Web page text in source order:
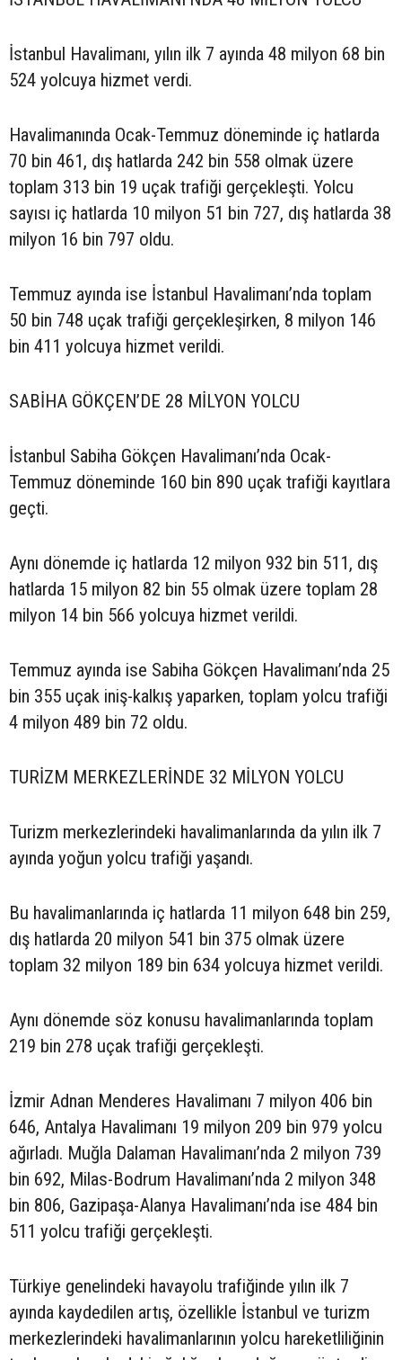
İstanbul Havalimanı, yılın ilk 7 ayında 48 milyon 68 bin
524 yolcuya hizmet verdi.
Havalimanında Ocak-Temmuz döneminde iç hatlarda
70 bin 461, dış hatlarda 242 bin 558 olmak üzere
toplam 313 bin 19 uçak trafiği gerçekleşti. Yolcu
sayısı iç hatlarda 10 milyon 51 bin 727, dış hatlarda 38
milyon 16 bin 797 oldu.
Temmuz ayında ise İstanbul Havalimanı’nda toplam
50 bin 748 uçak trafiği gerçekleşirken, 8 milyon 146
bin 411 yolcuya hizmet verildi.
SABİHA GÖKÇEN’DE 28 MİLYON YOLCU
İstanbul Sabiha Gökçen Havalimanı’nda Ocak-
Temmuz döneminde 160 bin 890 uçak trafiği kayıtlara
geçti.
Aynı dönemde iç hatlarda 12 milyon 932 bin 511, dış
hatlarda 15 milyon 82 bin 55 olmak üzere toplam 28
milyon 14 bin 566 yolcuya hizmet verildi.
Temmuz ayında ise Sabiha Gökçen Havalimanı’nda 25
bin 355 uçak iniş-kalkış yaparken, toplam yolcu trafiği
4 milyon 489 bin 72 oldu.
TURİZM MERKEZLERİNDE 32 MİLYON YOLCU
Turizm merkezlerindeki havalimanlarında da yılın ilk 7
ayında yoğun yolcu trafiği yaşandı.
Bu havalimanlarında iç hatlarda 11 milyon 648 bin 259,
dış hatlarda 20 milyon 541 bin 375 olmak üzere
toplam 32 milyon 189 bin 634 yolcuya hizmet verildi.
Aynı dönemde söz konusu havalimanlarında toplam
219 bin 278 uçak trafiği gerçekleşti.
İzmir Adnan Menderes Havalimanı 7 milyon 406 bin
646, Antalya Havalimanı 19 milyon 209 bin 979 yolcu
ağırladı. Muğla Dalaman Havalimanı’nda 2 milyon 739
bin 692, Milas-Bodrum Havalimanı’nda 2 milyon 348
bin 806, Gazipaşa-Alanya Havalimanı’nda ise 484 bin
511 yolcu trafiği gerçekleşti.
Türkiye genelindeki havayolu trafiğinde yılın ilk 7
ayında kaydedilen artış, özellikle İstanbul ve turizm
merkezlerindeki havalimanlarının yolcu hareketliliğinin